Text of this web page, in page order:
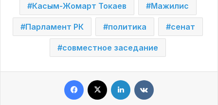
Касым-Жомарт Токаев Мажилис
Парламент РК политика сенат
совместное заседание